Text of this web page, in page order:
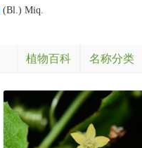
(Bl.) Miq.
植物百科 名称分类